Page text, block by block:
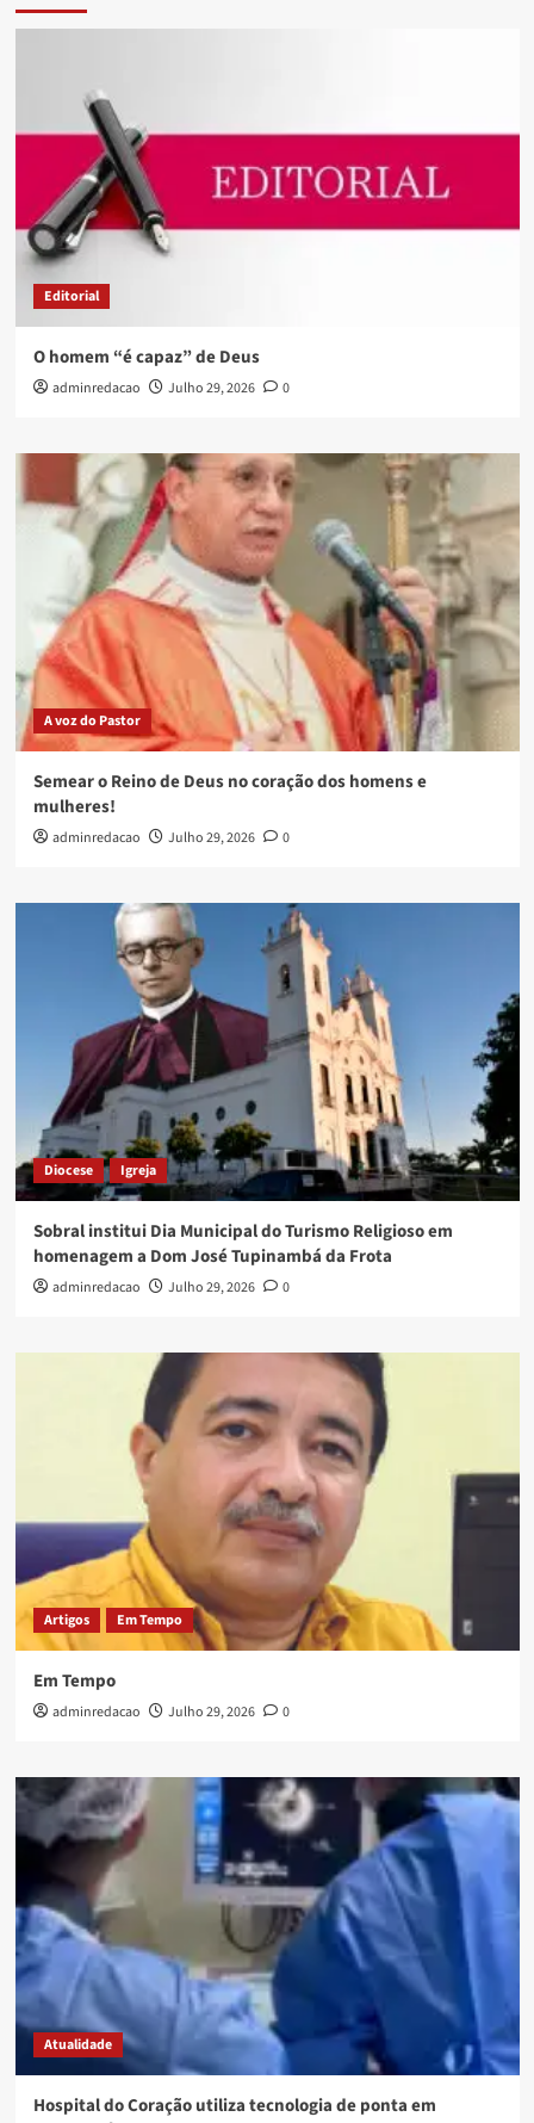
Editorial
O homem “é capaz” de Deus
adminredacao Julho 29, 2026 0
A voz do Pastor
Semear o Reino de Deus no coração dos homens e
mulheres!
adminredacao Julho 29, 2026 0
Diocese Igreja
Sobral institui Dia Municipal do Turismo Religioso em
homenagem a Dom José Tupinambá da Frota
adminredacao Julho 29, 2026 0
Artigos Em Tempo
Em Tempo
adminredacao Julho 29, 2026 0
Atualidade
Hospital do Coração utiliza tecnologia de ponta em